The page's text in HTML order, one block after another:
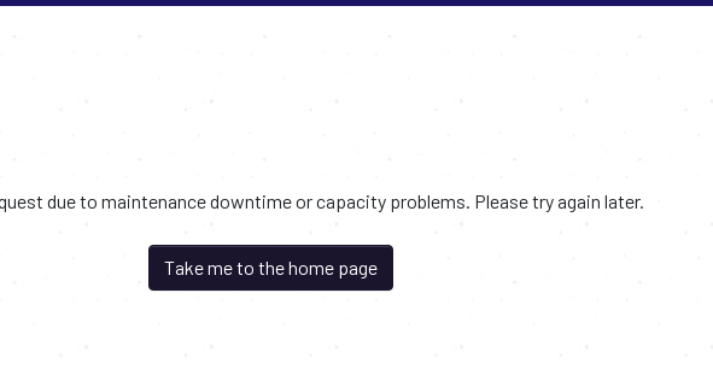
due to maintenance downtime or capacity problems. Please try again later.
Take me to the home page